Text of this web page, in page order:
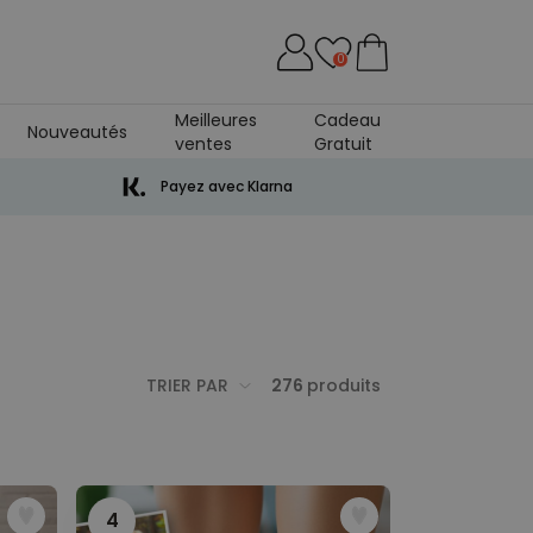
0
Nouveautés
Meilleures
ventes
Cadeau
Gratuit
Payez avec Klarna
TRIER PAR 276 produits
4